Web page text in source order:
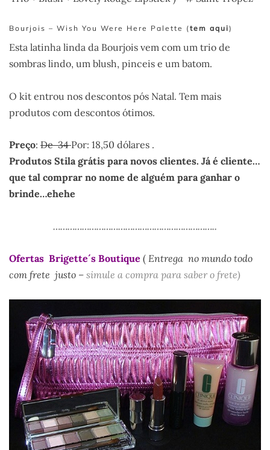
Bourjois – Wish You Were Here Palette (tem aqui)
Esta latinha linda da Bourjois vem com um trio de
sombras lindo, um blush, pinceis e um batom.
O kit entrou nos descontos pós Natal. Tem mais
produtos com descontos ótimos.
Preço: De 34Por: 18,50 dólares .
Produtos Stila grátis para novos clientes. Já é cliente…
que tal comprar no nome de alguém para ganhar o
brinde…ehehe
…………………………………………………………..
Ofertas Brigette´s Boutique ( Entrega no mundo todo
com frete justo – simule a compra para saber o frete)